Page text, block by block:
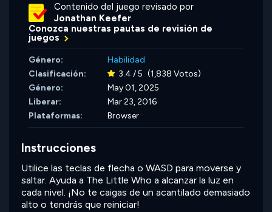
Contenido del juego revisado por
Jonathan Keefer
Conozca nuestras pautas de revisión de
juegos
Género:
Habilidad
Clasificación:
3.4 / 5 (1,838 Votos)
Género:
May 01, 2025
Liberar:
Mar 23, 2016
Plataformas:
Browser
Instrucciones
Utilice las teclas de flecha o WASD para moverse y
saltar. Ayuda a The Little Who a alcanzar la luz en
cada nivel. ¡No te caigas de un acantilado demasiado
alto o tendrás que reiniciar!